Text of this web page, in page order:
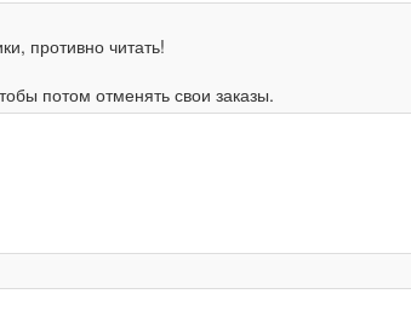
противно читать!
потом отменять свои заказы.